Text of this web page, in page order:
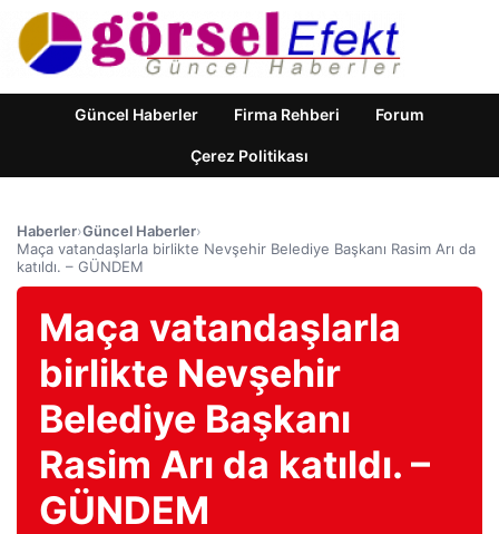
Güncel Haberler Firma Rehberi Forum
Çerez Politikası
Haberler›Güncel Haberler›
Maça vatandaşlarla birlikte Nevşehir Belediye Başkanı Rasim Arı da
katıldı. – GÜNDEM
Maça vatandaşlarla
birlikte Nevşehir
Belediye Başkanı
Rasim Arı da katıldı. –
GÜNDEM